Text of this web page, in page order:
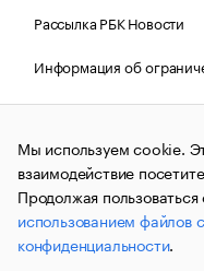
Рассылка РБК Новости
Информация об
Правовая информация
© АО
и материалы
(зарегистрировано
связи, информационных
коммуникаций
№ФС77-63848)
публикации могут
Мы используем cookie.
взаимодействие
Продолжая
использованием файлов
конфиденциальности.